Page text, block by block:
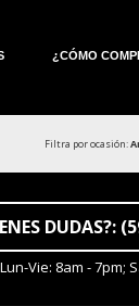
¿CÓMO
Filtra por ocasión:
DUDAS?:
Lun-Vie: 8am - 7pm;